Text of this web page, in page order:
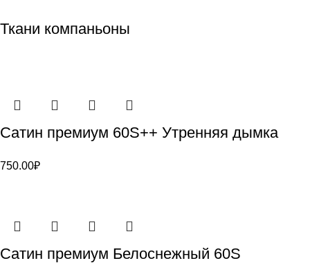
Ткани компаньоны
Сатин премиум 60S++ Утренняя дымка
750.00₽
Сатин премиум Белоснежный 60S